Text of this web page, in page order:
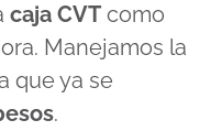
caja CVT como
Manejamos la
que ya se
.